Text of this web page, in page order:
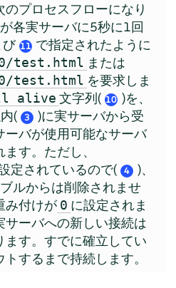
プロセスフローになり
が各実サーバに5秒に1回
び 11 で指定されたように
test.html または
test.html を要求しま
alive 文字列( 10 )を、
(
3
)に実サーバから受
バが使用可能なサーバ
す。ただし、
定されているので( 4
)、
ルからは削除されませ
み付けが 0 に設定されま
ーバへの新しい接続は
す。すでに確立してい
するまで持続します。